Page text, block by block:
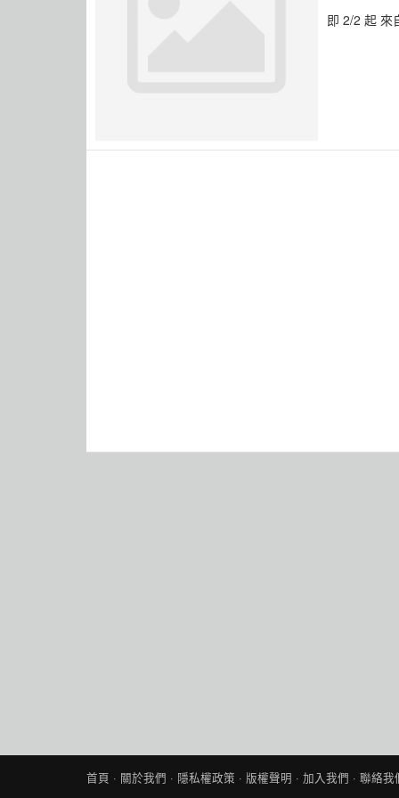
即 2/2 起 來
? 各門市依
首頁 · 關於我們 · 隱私權政策 · 版權聲明 · 加入我們 · 聯絡我